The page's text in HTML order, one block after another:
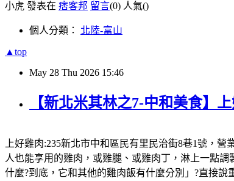
小虎 發表在 痞客邦 留言(0) 人氣()
個人分類： 北陸-富山
▲top
May 28 Thu 2026 15:46
【新北米其林之7-中和美食】
上好雞肉:235新北市中和區民有里民治街8巷1號，
人也能享用的雞肉，或雞腿、或雞肉丁，淋上一點
什麼?到底，它和其他的雞肉飯有什麼分別」?直接